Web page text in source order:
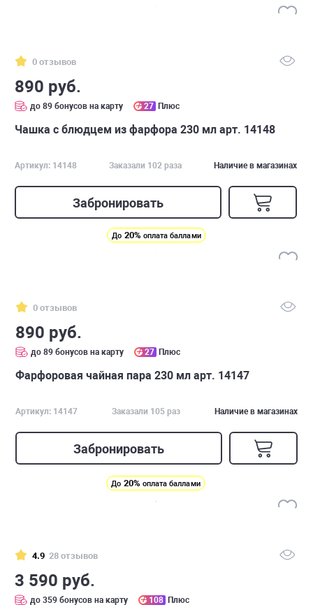
0 отзывов
890 руб.
до 89 бонусов на карту 27 Плюс
Чашка с блюдцем из фарфора 230 мл арт. 14148
Артикул: 14148 Заказали 102 раза Наличие в магазинах
Забронировать
До 20% оплата баллами
0 отзывов
890 руб.
до 89 бонусов на карту 27 Плюс
Фарфоровая чайная пара 230 мл арт. 14147
Артикул: 14147 Заказали 105 раз Наличие в магазинах
Забронировать
До 20% оплата баллами
4.9 28 отзывов
3 590 руб.
до 359 бонусов на карту 108 Плюс